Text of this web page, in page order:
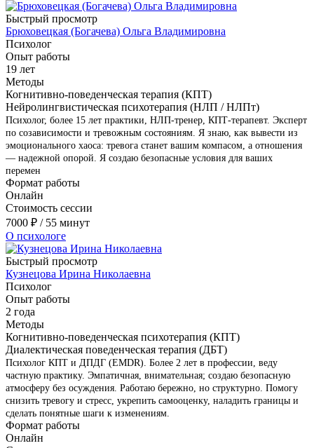
Быстрый просмотр
Брюховецкая (Богачева) Ольга Владимировна
Психолог
Опыт работы
19 лет
Методы
Когнитивно-поведенческая терапия (КПТ)
Нейролингвистическая психотерапия (НЛП / НЛПт)
Психолог, более 15 лет практики, НЛП-тренер, КПТ-терапевт. Эксперт
по созависимости и тревожным состояниям. Я знаю, как вывести из
эмоционального хаоса: тревога станет вашим компасом, а отношения
— надежной опорой. Я создаю безопасные условия для ваших
перемен
Формат работы
Онлайн
Стоимость сессии
7000 ₽ / 55 минут
О психологе
Быстрый просмотр
Кузнецова Ирина Николаевна
Психолог
Опыт работы
2 года
Методы
Когнитивно-поведенческая психотерапия (КПТ)
Диалектическая поведенческая терапия (ДБТ)
Психолог КПТ и ДПДГ (EMDR). Более 2 лет в профессии, веду
частную практику. Эмпатичная, внимательная; создаю безопасную
атмосферу без осуждения. Работаю бережно, но структурно. Помогу
снизить тревогу и стресс, укрепить самооценку, наладить границы и
сделать понятные шаги к изменениям.
Формат работы
Онлайн